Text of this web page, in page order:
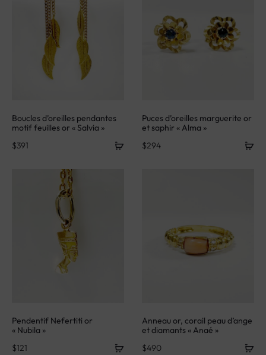
Boucles d’oreilles pendantes
motif feuilles or « Salvia »
$391
Puces d’oreilles marguerite or
et saphir « Alma »
$294
Pendentif Nefertiti or
« Nubila »
$121
Anneau or, corail peau d’ange
et diamants « Anaé »
$ 490